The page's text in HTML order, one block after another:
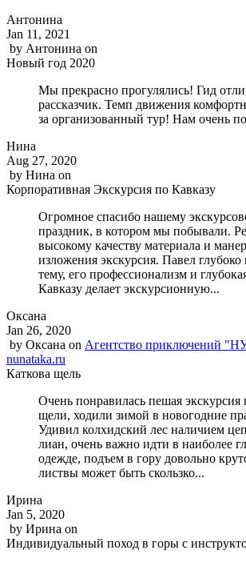
Антонина
Jan 11, 2021
by Антонина on
Новый год 2020
Мы прекрасно прогулялись! Гид
рассказчик. Темп движения
за организованный тур! Нам очень
Нина
Aug 27, 2020
by Нина on
Корпоративная Экскурсия по Кавказу
Огромное спасибо нашему
праздник, в котором мы побывали.
высокому качеству материала и
изложения экскурсия. Павел
тему, его профессионализм и
Кавказу делает экскурсионную...
Оксана
Jan 26, 2020
by Оксана on Агентство приключений
nunataka.ru
Каткова щель
Очень понравилась пешая экскурсия
щели, ходили зимой в новогодние
Удивил колхидский лес наличием
лиан, очень важно идти в наиболее
одежде, подъем в гору довольно
листвы может быть скользко...
Ирина
Jan 5, 2020
by Ирина on
Индивидуальный поход в горы с